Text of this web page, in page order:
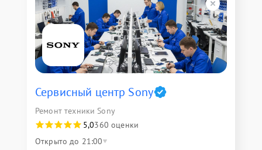
Сервисный центр Sony
Ремонт техники Sony
5,0360 оценки
Открыто до 21:00